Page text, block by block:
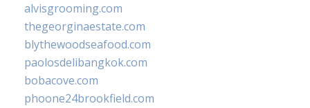
alvisgrooming.com
thegeorginaestate.com
blythewoodseafood.com
paolosdelibangkok.com
bobacove.com
phoone24brookfield.com